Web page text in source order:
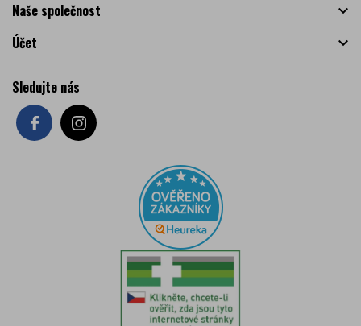
Naše společnost

Účet

Sledujte nás